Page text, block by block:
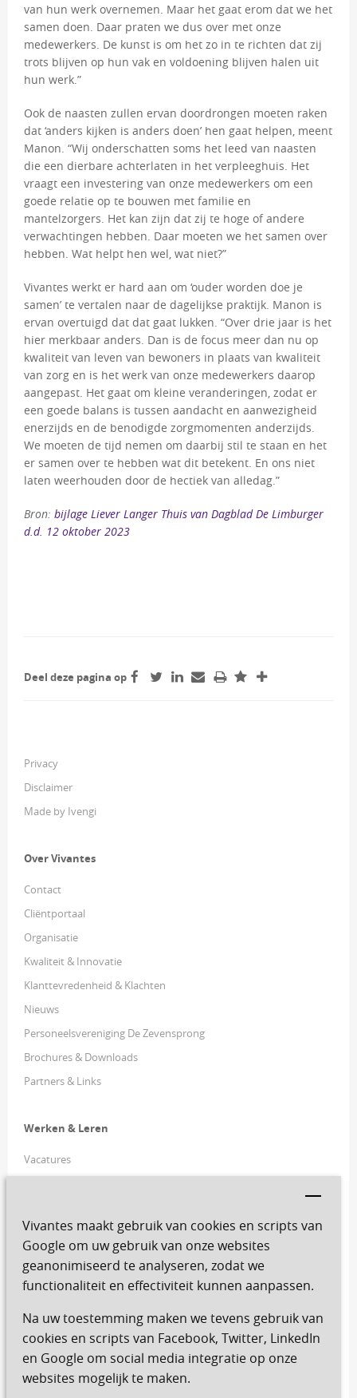
Vivantes maakt gebruik van cookies en scripts van
Google om uw gebruik van onze websites
geanonimiseerd te analyseren, zodat we
functionaliteit en effectiviteit kunnen aanpassen.
Na uw toestemming maken we tevens gebruik van
cookies en scripts van Facebook, Twitter, LinkedIn
en Google om social media integratie op onze
websites mogelijk te maken.
van hun werk overnemen. Maar het gaat erom dat we het
samen doen. Daar praten we dus over met onze
medewerkers. De kunst is om het zo in te richten dat zij
trots blijven op hun vak en voldoening blijven halen uit
hun werk.”
Ook de naasten zullen ervan doordrongen moeten raken
dat ‘anders kijken is anders doen’ hen gaat helpen, meent
Manon. “Wij onderschatten soms het leed van naasten
die een dierbare achterlaten in het verpleeghuis. Het
vraagt een investering van onze medewerkers om een
goede relatie op te bouwen met familie en
mantelzorgers. Het kan zijn dat zij te hoge of andere
verwachtingen hebben. Daar moeten we het samen over
hebben. Wat helpt hen wel, wat niet?”
Vivantes werkt er hard aan om ‘ouder worden doe je
samen’ te vertalen naar de dagelijkse praktijk. Manon is
ervan overtuigd dat dat gaat lukken. “Over drie jaar is het
hier merkbaar anders. Dan is de focus meer dan nu op
kwaliteit van leven van bewoners in plaats van kwaliteit
van zorg en is het werk van onze medewerkers daarop
aangepast. Het gaat om kleine veranderingen, zodat er
een goede balans is tussen aandacht en aanwezigheid
enerzijds en de benodigde zorgmomenten anderzijds.
We moeten de tijd nemen om daarbij stil te staan en het
er samen over te hebben wat dit betekent. En ons niet
laten weerhouden door de hectiek van alledag.”
Bron: bijlage Liever Langer Thuis van Dagblad De Limburger
d.d. 12 oktober 2023
Deel deze pagina op
Privacy
Disclaimer
Made by Ivengi
Over Vivantes
Contact
Cliëntportaal
Organisatie
Kwaliteit & Innovatie
Klanttevredenheid & Klachten
Nieuws
Personeelsvereniging De Zevensprong
Brochures & Downloads
Partners & Links
Werken & Leren
Vacatures
FiscFree
Ziek melden
Het is niet toegestaan zonder uitdrukkelijke en schriftelijke
toestemming tekst of beeld te kopiëren van onze website.
Foto's: APA foto | Vivantes, tenzij anders vermeld. Locatiefoto's: